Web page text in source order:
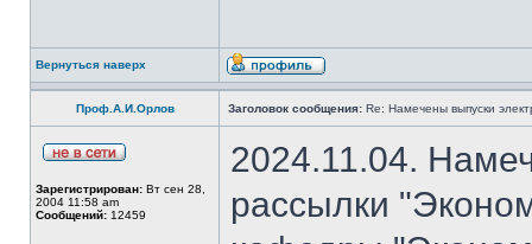
Вернуться наверх
Проф.А.И.Орлов Заголовок сообщения: Re: Намечены выпуски
Зарегистрирован: Вт сен 28,
2004 11:58 am
Сообщений: 12459
2024.11.04.
рассылки